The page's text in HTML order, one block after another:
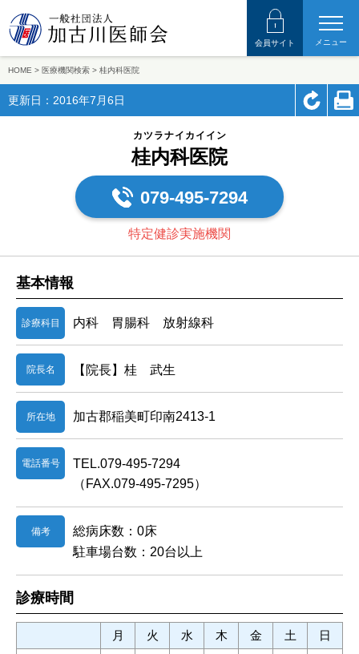
会員サイト メニュー
HOME > 医療機関検索 > 桂内科医院
更新日：2016年7月6日
カツラナイカイイン
桂内科医院
079-495-7294
特定健診実施機関
基本情報
診療科目 内科 胃腸科 放射線科
院長名 【院長】桂 武生
所在地 加古郡稲美町印南2413-1
電話番号
TEL.079-495-7294
（FAX.079-495-7295）
備考
総病床数：0床
駐車場台数：20台以上
診療時間
月 火 水 木 金 土
日